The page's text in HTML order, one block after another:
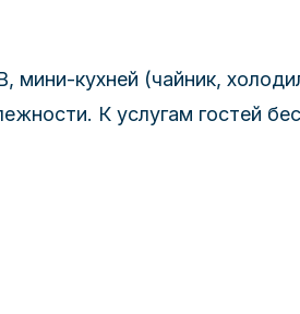
кухней (чайник,
К услугам гостей